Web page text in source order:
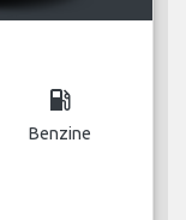
local_gas_station
Benzine